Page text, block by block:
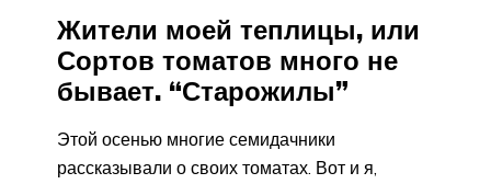
Жители моей теплицы, или
Сортов томатов много не
бывает. “Старожилы”
Этой осенью многие семидачники
рассказывали о своих томатах. Вот и я,